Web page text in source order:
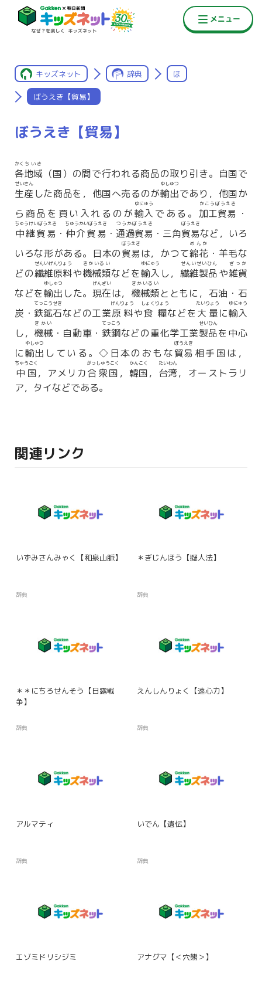
キッズネット 辞典 ほ
ぼうえき【貿易】
ぼうえき【貿易】
各
かく
地域
ちいき
（国）の間で行われる商品の取り引き。自国で
生産
せいさん
した商品を，他国へ売るのが輸出
ゆしゅつ
であり，他国か
ら商品を買い入れるのが輸入
ゆにゅう
である。 加工貿易
かこうぼうえき
・
中継貿易
ちゅうけいぼうえき
・ 仲介貿易
ちゅうかいぼうえき
・ 通過貿易
つうかぼうえき
・三角貿易
ぼうえき
など，いろ
いろな形がある。日本の貿易
ぼうえき
は，かつて綿花
めんか
・羊毛な
どの繊維原料
せんいげんりょう
や機械類
きかいるい
などを輸入
ゆにゅう
し， 繊維製品
せんいせいひん
や雑貨
ざっか
などを輸出
ゆしゅつ
した。 現在
げんざい
は， 機械類
きかいるい
とともに，石油・石
炭・ 鉄鉱石
てっこうせき
などの工業原料
げんりょう
や食糧
しょくりょう
などを 大量
たいりょう
に輸入
ゆにゅう
し， 機械
きかい
・自動車・ 鉄鋼
てっこう
などの重化学工業製品
せいひん
を中心
に輸出
ゆしゅつ
している。◇日本のおもな貿易
ぼうえき
相手国は，
中国
ちゅうごく
，アメリカ合衆国
がっしゅうこく
， 韓国
かんこく
， 台湾
たいわん
，オーストラリ
ア，タイなどである。
関連リンク
いずみさんみゃく【和泉山脈】
辞典
＊ぎじんほう【擬人法】
辞典
＊＊にちろせんそう【日露戦
争】
辞典
えんしんりょく【遠心力】
辞典
アルマティ
辞典
いでん【遺伝】
辞典
エゾミドリシジミ アナグマ【＜穴熊＞】